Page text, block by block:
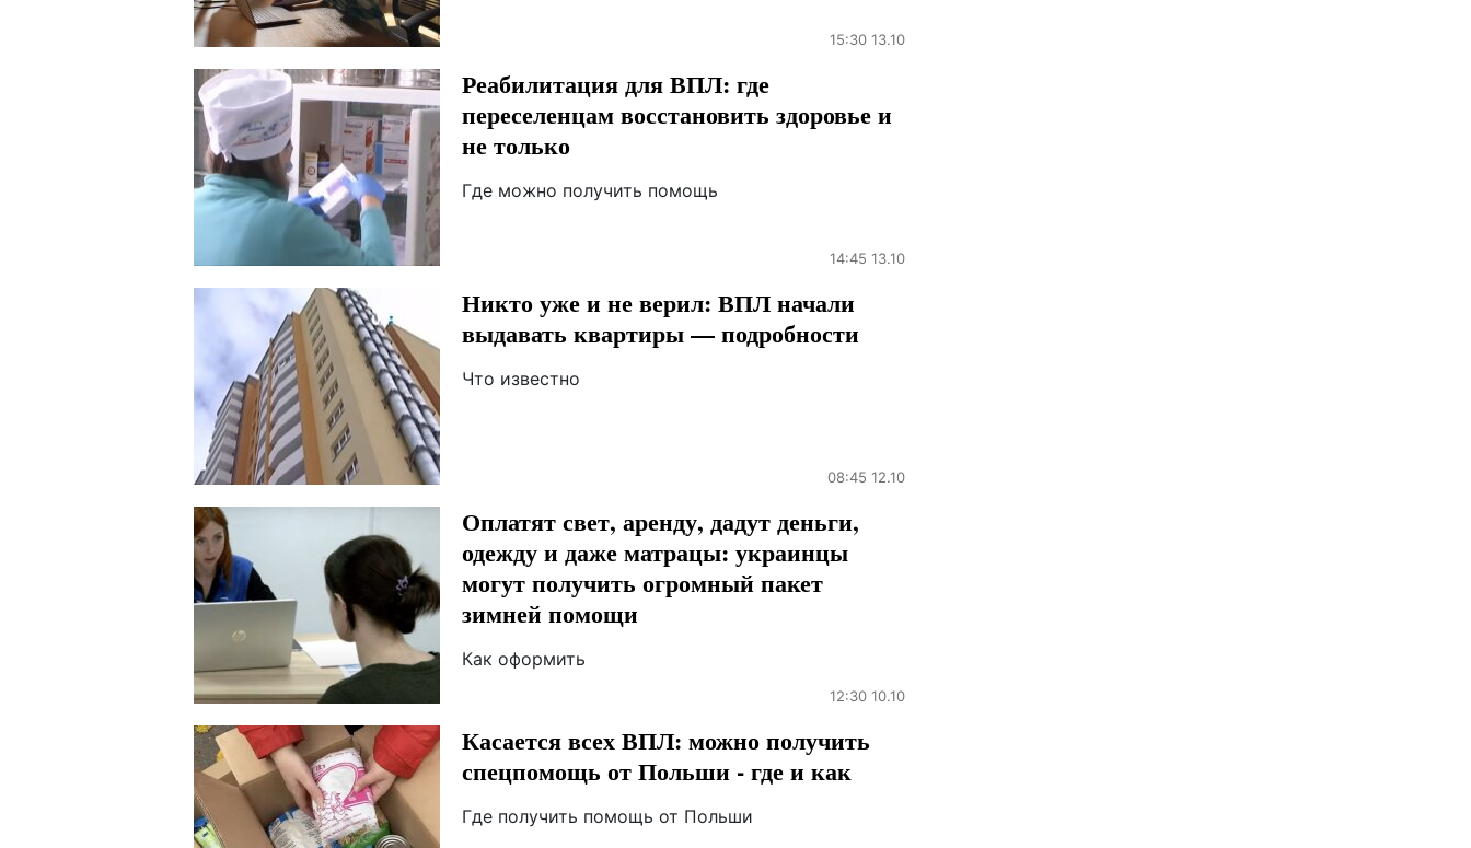
15:30 13.10
Реабилитация для ВПЛ: где
переселенцам восстановить здоровье и
не только
Где можно получить помощь
14:45 13.10
Никто уже и не верил: ВПЛ начали
выдавать квартиры — подробности
Что известно
08:45 12.10
Оплатят свет, аренду, дадут деньги,
одежду и даже матрацы: украинцы
могут получить огромный пакет
зимней помощи
Как оформить
12:30 10.10
Касается всех ВПЛ: можно получить
спецпомощь от Польши - где и как
Где получить помощь от Польши